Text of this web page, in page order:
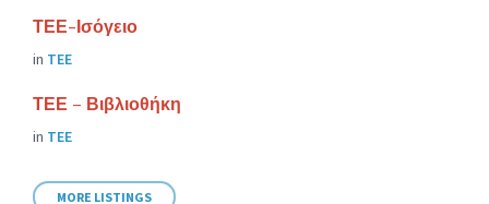
ΤΕΕ-Ισόγειο
in ΤΕΕ
ΤΕΕ – Βιβλιοθήκη
in ΤΕΕ
MORE LISTINGS